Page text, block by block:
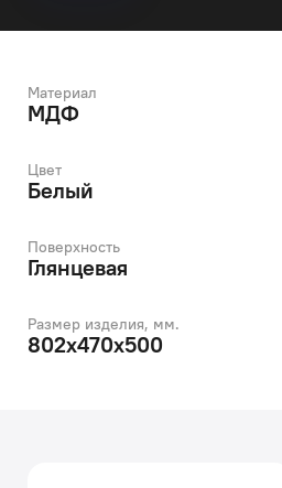
Материал
МДФ
Цвет
Белый
Поверхность
Глянцевая
Размер изделия, мм.
802x470x500